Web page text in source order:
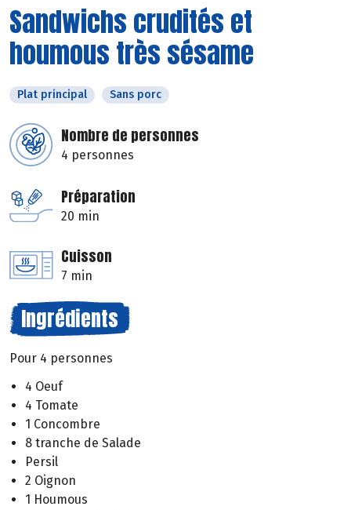
Sandwichs crudités et
houmous très sésame
Plat principal Sans porc
Nombre de personnes
4 personnes
Préparation
20 min
Cuisson
7 min
Ingrédients
Pour 4 personnes
4 Oeuf
4 Tomate
1 Concombre
8 tranche de Salade
Persil
2 Oignon
1 Houmous